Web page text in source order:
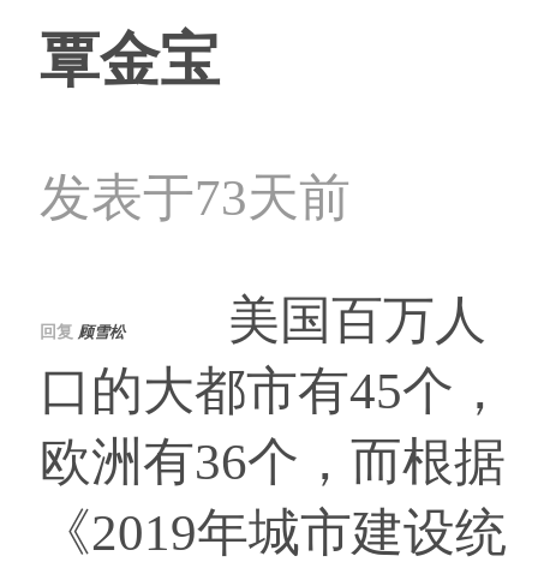
覃金宝
发表于73天前
回复 顾雪松美国百万人
口的大都市有45个，
欧洲有36个，而根据
《2019年城市建设统